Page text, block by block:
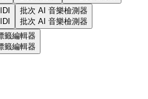
批次 AI 音樂檢測器
批次 AI 音樂檢測器
籤編輯器
籤編輯器